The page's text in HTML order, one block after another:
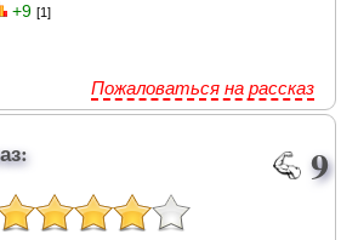
+9 [1]
Пожаловаться на рассказ
9